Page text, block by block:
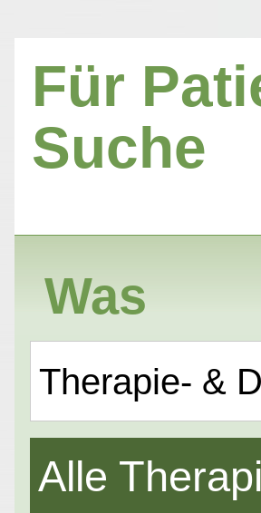
Für
Suche
Was
Therapie- &
Alle